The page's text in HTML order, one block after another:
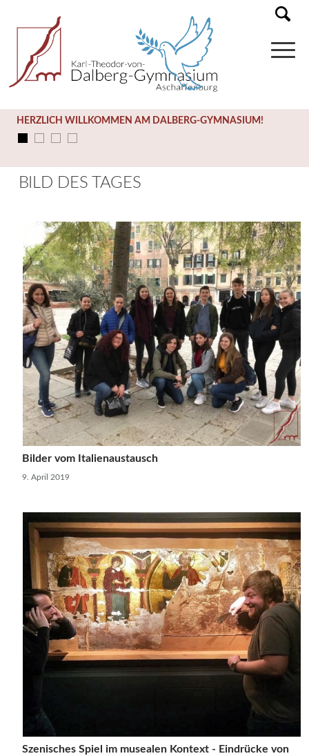
HERZLICH WILLKOMMEN AM DALBERG-GYMNASIUM!
BILD DES TAGES
Bilder vom Italienaustausch
9. April 2019
Szenisches Spiel im musealen Kontext - Eindrücke von